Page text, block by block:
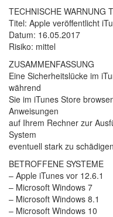
TECHNISCHE WARNUNG
Titel: Apple veröffentlicht
Datum: 16.05.2017
Risiko: mittel
ZUSAMMENFASSUNG
Eine Sicherheitslücke im
während
Sie im iTunes Store
Anweisungen
auf Ihrem Rechner zur
System
eventuell stark zu
BETROFFENE SYSTEME
– Apple iTunes vor 12.6.1
– Microsoft Windows 7
– Microsoft Windows 8.1
– Microsoft Windows 10